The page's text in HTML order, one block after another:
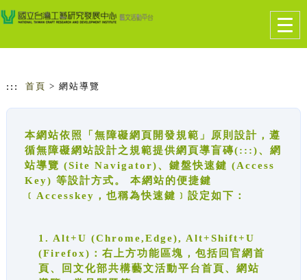
跳到主要內容
網站導覽
::: 首頁 > 網站導覽
本網站依照「無障礙網頁開發規範」原則設計，遵
循無障礙網站設計之規範提供網頁導盲磚(:::)、網
站導覽 (Site Navigator)、鍵盤快速鍵 (Access
Key) 等設計方式。 本網站的便捷鍵
﹝Accesskey，也稱為快速鍵﹞設定如下：
1. Alt+U (Chrome,Edge), Alt+Shift+U
(Firefox)：右上方功能區塊，包括回官網首
頁、回文化部共構藝文活動平台首頁、網站